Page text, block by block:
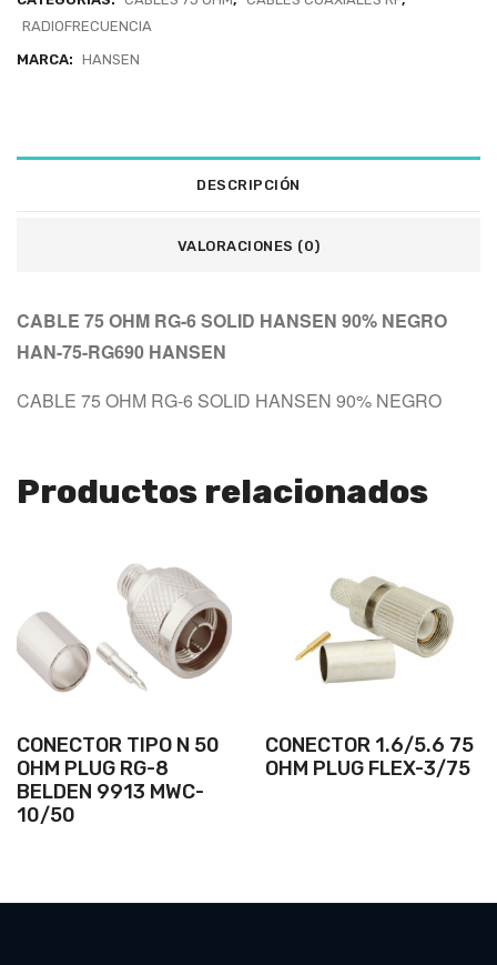
RADIOFRECUENCIA
MARCA: HANSEN
DESCRIPCIÓN
VALORACIONES (0)
CABLE 75 OHM RG-6 SOLID HANSEN 90% NEGRO
HAN-75-RG690 HANSEN
CABLE 75 OHM RG-6 SOLID HANSEN 90% NEGRO
Productos relacionados
CONECTOR TIPO N 50
OHM PLUG RG-8
BELDEN 9913 MWC-
10/50
CONECTOR 1.6/5.6 75
OHM PLUG FLEX-3/75